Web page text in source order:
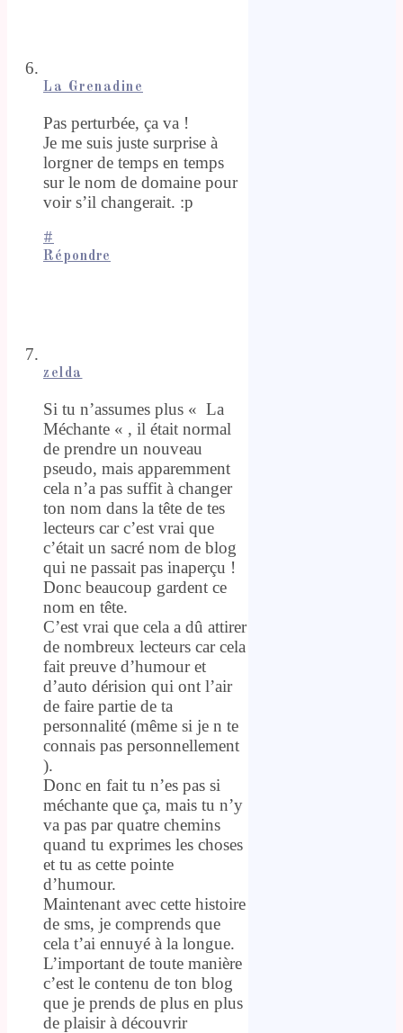
La Grenadine
Pas perturbée, ça va !
Je me suis juste surprise à
lorgner de temps en temps
sur le nom de domaine pour
voir s’il changerait. :p
#
Répondre
zelda
Si tu n’assumes plus « La
Méchante « , il était normal
de prendre un nouveau
pseudo, mais apparemment
cela n’a pas suffit à changer
ton nom dans la tête de tes
lecteurs car c’est vrai que
c’était un sacré nom de blog
qui ne passait pas inaperçu !
Donc beaucoup gardent ce
nom en tête.
C’est vrai que cela a dû attirer
de nombreux lecteurs car cela
fait preuve d’humour et
d’auto dérision qui ont l’air
de faire partie de ta
personnalité (même si je n te
connais pas personnellement
).
Donc en fait tu n’es pas si
méchante que ça, mais tu n’y
va pas par quatre chemins
quand tu exprimes les choses
et tu as cette pointe
d’humour.
Maintenant avec cette histoire
de sms, je comprends que
cela t’ai ennuyé à la longue.
L’important de toute manière
c’est le contenu de ton blog
que je prends de plus en plus
de plaisir à découvrir